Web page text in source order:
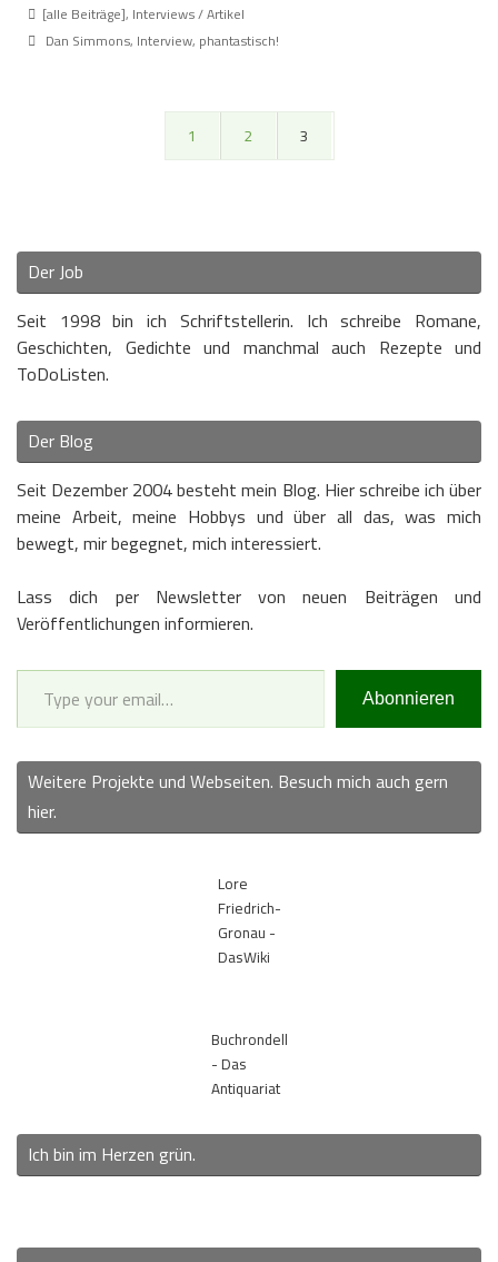
[alle Beiträge], Interviews / Artikel
Dan Simmons, Interview, phantastisch!
1 2 3
Der Job
Seit 1998 bin ich Schriftstellerin. Ich schreibe Romane,
Geschichten, Gedichte und manchmal auch Rezepte und
ToDoListen.
Der Blog
Seit Dezember 2004 besteht mein Blog. Hier schreibe ich über
meine Arbeit, meine Hobbys und über all das, was mich
bewegt, mir begegnet, mich interessiert.
Lass dich per Newsletter von neuen Beiträgen und
Veröffentlichungen informieren.
Type your email…
Abonnieren
Weitere Projekte und Webseiten. Besuch mich auch gern
hier.
Lore
Friedrich-
Gronau -
DasWiki
Buchrondell
- Das
Antiquariat
Ich bin im Herzen grün.